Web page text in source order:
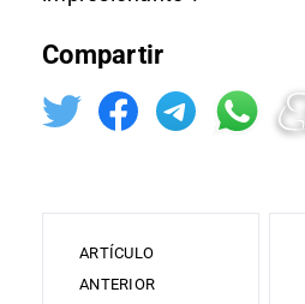
Compartir
ARTÍCULO
ANTERIOR